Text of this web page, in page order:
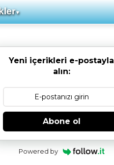
▼
Yeni içerikleri e-postayla
alın:
Abone ol
Powered by